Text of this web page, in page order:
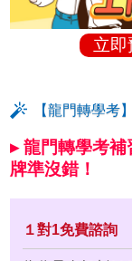
立
【龍門轉學考
▸ 龍門轉學考
牌準沒錯！
１對1免費諮詢